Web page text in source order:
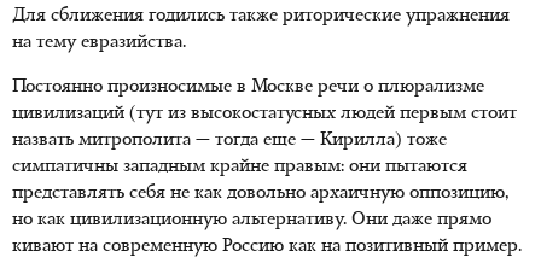
Для сближения годились также риторические упражнения
на тему евразийства.
Постоянно произносимые в Москве речи о плюрализме
цивилизаций (тут из высокостатусных людей первым стоит
назвать митрополита — тогда еще — Кирилла) тоже
симпатичны западным крайне правым: они пытаются
представлять себя не как довольно архаичную оппозицию,
но как цивилизационную альтернативу. Они даже прямо
кивают на современную Россию как на позитивный пример.